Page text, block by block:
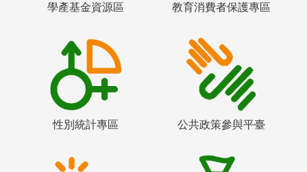
學產基金資源區 教育消費者保護專區
性別統計專區 公共政策參與平臺